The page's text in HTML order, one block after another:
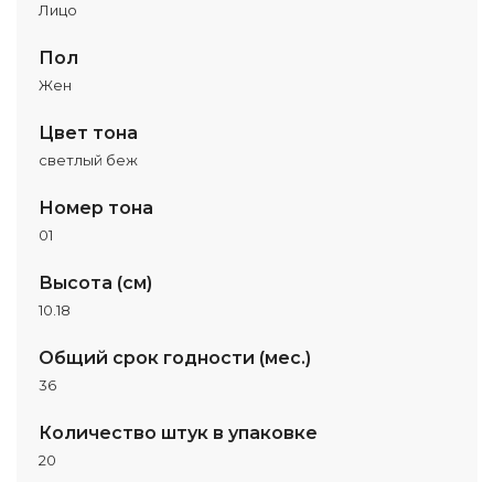
Лицо
Пол
Жен
Цвет тона
светлый беж
Номер тона
01
Высота (см)
10.18
Общий срок годности (мес.)
36
Количество штук в упаковке
20